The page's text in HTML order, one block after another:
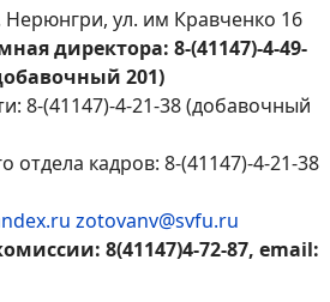
Нерюнгри, ул. им Кравченко 16
директора: 8-(41147)-4-49-
201)
8-(41147)-4-21-38 (добавочный
отдела кадров: 8-(41147)-4-21-38
zotovanv@svfu.ru
8(41147)4-72-87, email: